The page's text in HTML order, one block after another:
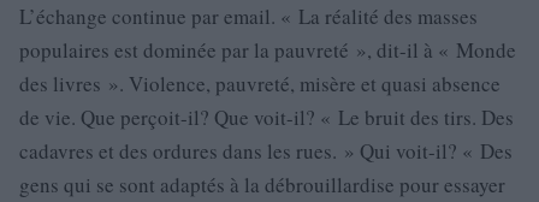
L’échange continue par email. « La réalité des masses
populaires est dominée par la pauvreté », dit-il à « Monde
des livres ». Violence, pauvreté, misère et quasi absence
de vie. Que perçoit-il? Que voit-il? « Le bruit des tirs. Des
cadavres et des ordures dans les rues. » Qui voit-il? « Des
gens qui se sont adaptés à la débrouillardise pour essayer